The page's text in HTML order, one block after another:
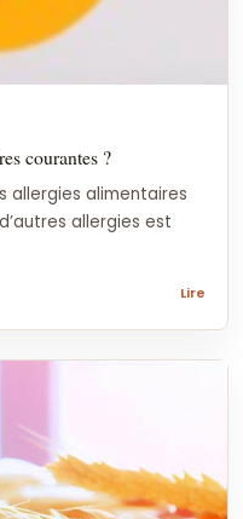
courantes ?
allergies alimentaires
allergies est
Lire